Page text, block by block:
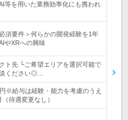
等を用いた業務効率化にも携われ
須要件＞何らかの開発経験を1年
やXRへの興味
ト先 └ご希望エリアを選択可能で
ください◎…
※給与は経験・能力を考慮のうえ
待遇変更なし）